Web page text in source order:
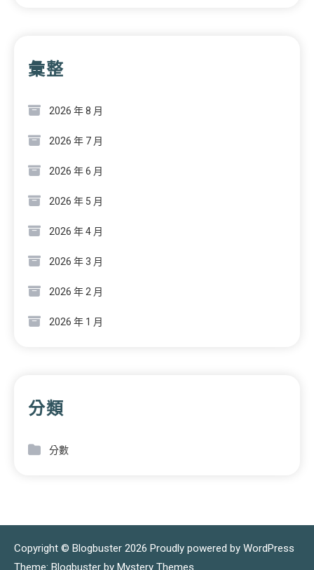
彙整
2026 年 8 月
2026 年 7 月
2026 年 6 月
2026 年 5 月
2026 年 4 月
2026 年 3 月
2026 年 2 月
2026 年 1 月
分類
分數
Copyright © Blogbuster 2026 Proudly powered by WordPress
Theme: Blogbuster by Mystery Themes